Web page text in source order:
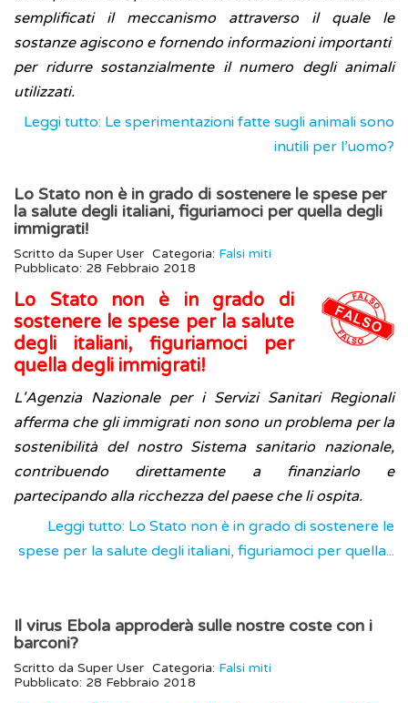
semplificati il meccanismo attraverso il quale le
sostanze agiscono e fornendo informazioni importanti
per ridurre sostanzialmente il numero degli animali
utilizzati.
Leggi tutto: Le sperimentazioni fatte sugli animali sono
inutili per l’uomo?
Lo Stato non è in grado di sostenere le spese per
la salute degli italiani, figuriamoci per quella degli
immigrati!
Scritto da Super User Categoria: Falsi miti
Pubblicato: 28 Febbraio 2018
Lo Stato non è in grado di
sostenere le spese per la salute
degli italiani, figuriamoci per
quella degli immigrati!
L'Agenzia Nazionale per i Servizi Sanitari Regionali
afferma che gli immigrati non sono un problema per la
sostenibilità del nostro Sistema sanitario nazionale,
contribuendo direttamente a finanziarlo e
partecipando alla ricchezza del paese che li ospita.
Leggi tutto: Lo Stato non è in grado di sostenere le
spese per la salute degli italiani, figuriamoci per quella...
Il virus Ebola approderà sulle nostre coste con i
barconi?
Scritto da Super User Categoria: Falsi miti
Pubblicato: 28 Febbraio 2018